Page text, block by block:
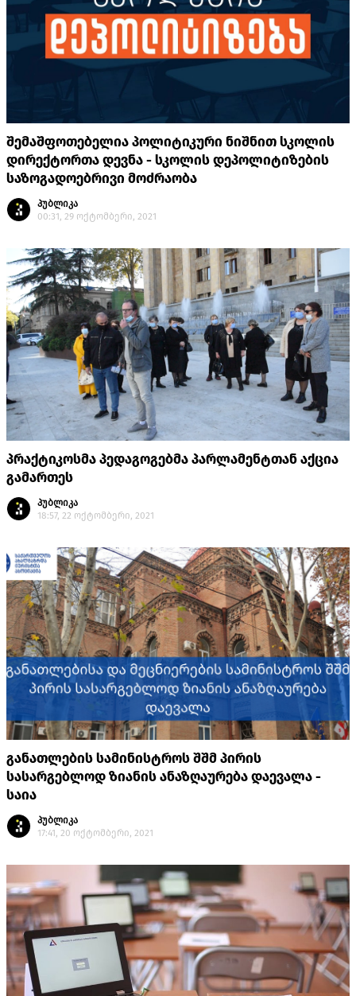
შემაშფოთებელია პოლიტიკური ნიშნით სკოლის
დირექტორთა დევნა - სკოლის დეპოლიტიზების
საზოგადოებრივი მოძრაობა
პუბლიკა
00:31, 29 ოქტომბერი, 2021
პრაქტიკოსმა პედაგოგებმა პარლამენტთან აქცია
გამართეს
პუბლიკა
18:57, 22 ოქტომბერი, 2021
განათლების სამინისტროს შშმ პირის
სასარგებლოდ ზიანის ანაზღაურება დაევალა -
საია
პუბლიკა
17:41, 20 ოქტომბერი, 2021